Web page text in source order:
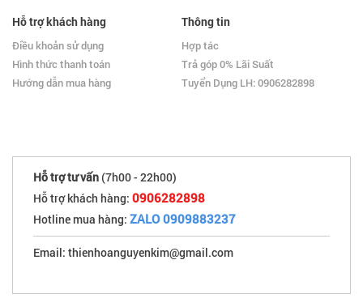
Hỗ trợ khách hàng
Điều khoản sử dụng
Hình thức thanh toán
Hướng dẫn mua hàng
Thông tin
Hợp tác
Trả góp 0% Lãi Suất
Tuyển Dụng LH: 0906282898
Hỗ trợ tư vấn (7h00 - 22h00)
Hỗ trợ khách hàng: 0906282898
Hotline mua hàng: ZALO 0909883237
Email: thienhoanguyenkim@gmail.com